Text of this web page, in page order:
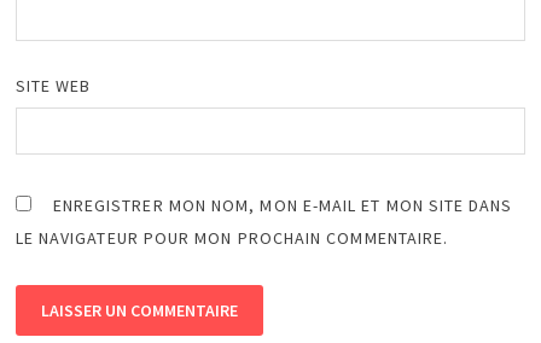
SITE WEB
ENREGISTRER MON NOM, MON E-MAIL ET MON SITE DANS
LE NAVIGATEUR POUR MON PROCHAIN COMMENTAIRE.